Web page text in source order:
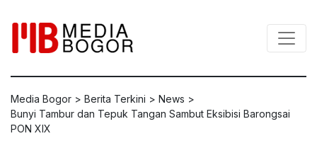
Media Bogor > Berita Terkini > News >
Bunyi Tambur dan Tepuk Tangan Sambut Eksibisi Barongsai
PON XIX